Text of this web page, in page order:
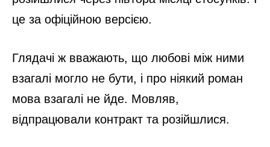
це за офіційною версією.
Глядачі ж вважають, що любові між ними
взагалі могло не бути, і про ніякий роман
мова взагалі не йде. Мовляв,
відпрацювали контракт та розійшлися.